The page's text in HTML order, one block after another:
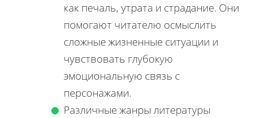
как печаль, утрата и страдание. Они
помогают читателю осмыслить
сложные жизненные ситуации и
чувствовать глубокую
эмоциональную связь с
персонажами.
Различные жанры литературы